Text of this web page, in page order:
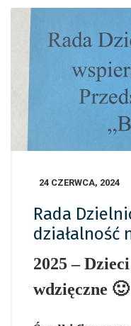
24 CZERWCA, 2024
Rada
działalność
2025 –
wdzięczne 🙂